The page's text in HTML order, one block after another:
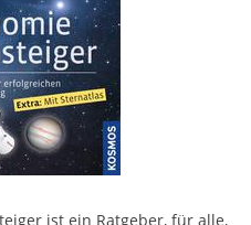
ist ein Ratgeber, für alle,